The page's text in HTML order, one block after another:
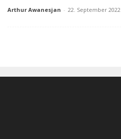
Arthur Awanesjan - 22. September 2022